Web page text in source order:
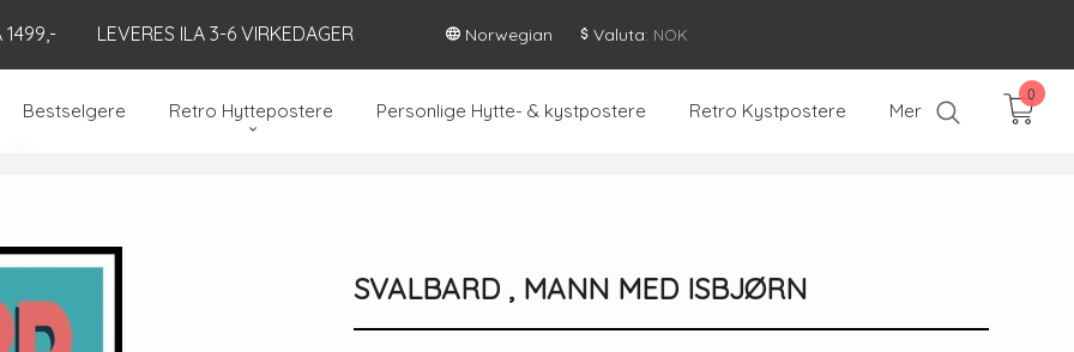
1499,- LEVERES ILA 3-6 VIRKEDAGER Norwegian Valuta: NOK
Bestselgere Retro Hyttepostere Personlige Hytte- & kystpostere Retro Kystpostere Mer
0
SVALBARD , MANN MED ISBJØRN